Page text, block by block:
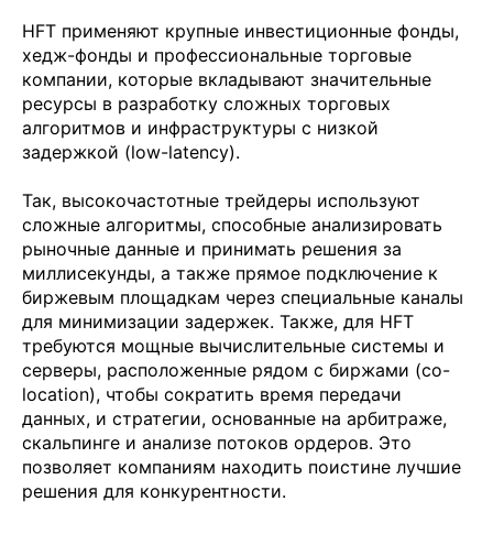
HFT применяют крупные инвестиционные фонды,
хедж-фонды и профессиональные торговые
компании, которые вкладывают значительные
ресурсы в разработку сложных торговых
алгоритмов и инфраструктуры с низкой
задержкой (low-latency).
Так, высокочастотные трейдеры используют
сложные алгоритмы, способные анализировать
рыночные данные и принимать решения за
миллисекунды, а также прямое подключение к
биржевым площадкам через специальные каналы
для минимизации задержек. Также, для HFT
требуются мощные вычислительные системы и
серверы, расположенные рядом с биржами (co-
location), чтобы сократить время передачи
данных, и стратегии, основанные на арбитраже,
скальпинге и анализе потоков ордеров. Это
позволяет компаниям находить поистине лучшие
решения для конкурентности.